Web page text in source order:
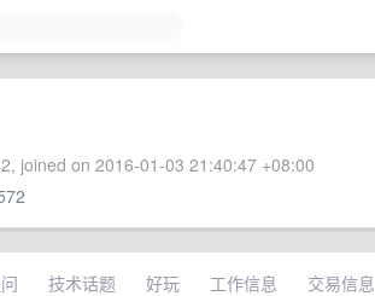
joined on 2016-01-03 21:40:47 +08:00
技术话题 好玩 工作信息 交易信息